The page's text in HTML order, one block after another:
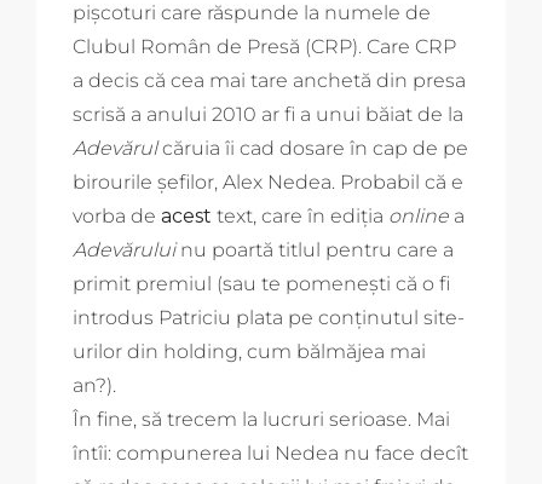
pișcoturi care răspunde la numele de
Clubul Român de Presă (CRP). Care CRP
a decis că cea mai tare anchetă din presa
scrisă a anului 2010 ar fi a unui băiat de la
Adevărulcăruia îi cad dosare în cap de pe
birourile șefilor, Alex Nedea. Probabil că e
vorba de acest text, care în ediția online a
Adevăruluinu poartă titlul pentru care a
primit premiul (sau te pomenești că o fi
introdus Patriciu plata pe conținutul site-
urilor din holding, cum bălmăjea mai
an?).
În fine, să trecem la lucruri serioase. Mai
întîi: compunerea lui Nedea nu face decît